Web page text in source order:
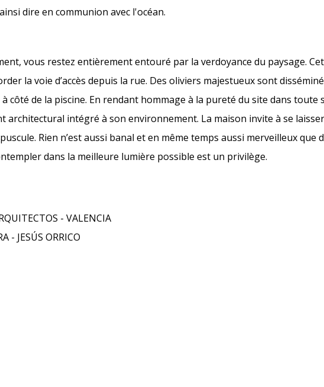
dire en communion avec l'océan.
vous restez entièrement entouré par la verdoyance du paysage.
la voie d’accès depuis la rue. Des oliviers majestueux sont
côté de la piscine. En rendant hommage à la pureté du site dans toute
architectural intégré à son environnement. La maison invite à se
Rien n’est aussi banal et en même temps aussi merveilleux que
dans la meilleure lumière possible est un privilège.
- VALENCIA
- JESÚS ORRICO